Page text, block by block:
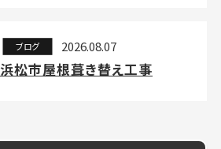
ブログ 2026.08.07
浜松市屋根葺き替え工事